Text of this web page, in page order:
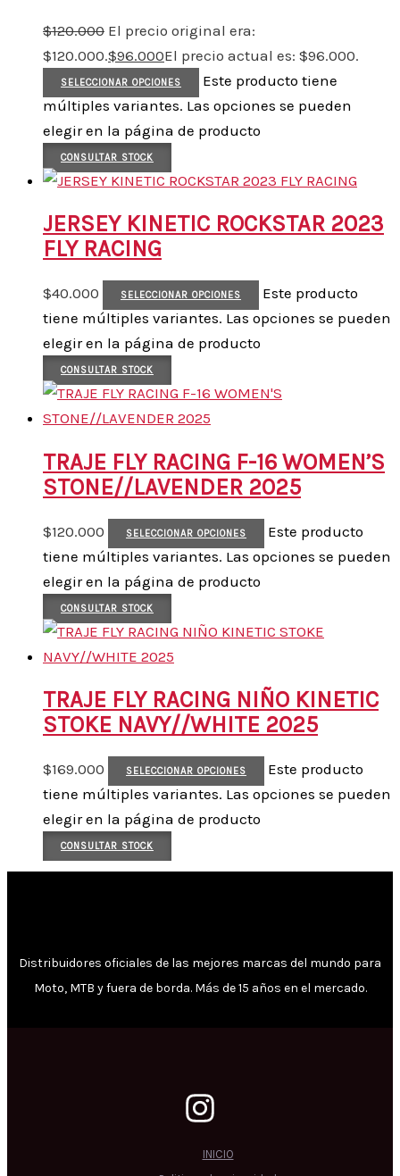
$120.000 El precio original era:
$120.000.$96.000El precio actual es: $96.000.
SELECCIONAR OPCIONES
Este producto tiene
múltiples variantes. Las opciones se pueden
elegir en la página de producto
CONSULTAR STOCK
JERSEY KINETIC ROCKSTAR 2023
FLY RACING
$40.000 SELECCIONAR OPCIONES
Este producto
tiene múltiples variantes. Las opciones se pueden
elegir en la página de producto
CONSULTAR STOCK
TRAJE FLY RACING F-16 WOMEN’S
STONE//LAVENDER 2025
$120.000 SELECCIONAR OPCIONES
Este producto
tiene múltiples variantes. Las opciones se pueden
elegir en la página de producto
CONSULTAR STOCK
TRAJE FLY RACING NIÑO KINETIC
STOKE NAVY//WHITE 2025
$169.000 SELECCIONAR OPCIONES
Este producto
tiene múltiples variantes. Las opciones se pueden
elegir en la página de producto
CONSULTAR STOCK
Distribuidores oficiales de las mejores marcas del mundo para
Moto, MTB y fuera de borda. Más de 15 años en el mercado.
INICIO